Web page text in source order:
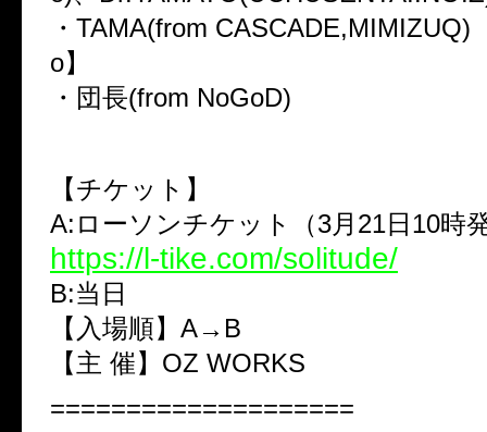
・TAMA(from CASCADE,MIMIZUQ)
o】
・団長(from NoGoD)
【チケット】
A:ローソンチケット（3月21日10時
https://l-tike.com/solitude/
B:当日
【入場順】A→B
【主 催】OZ WORKS
====================